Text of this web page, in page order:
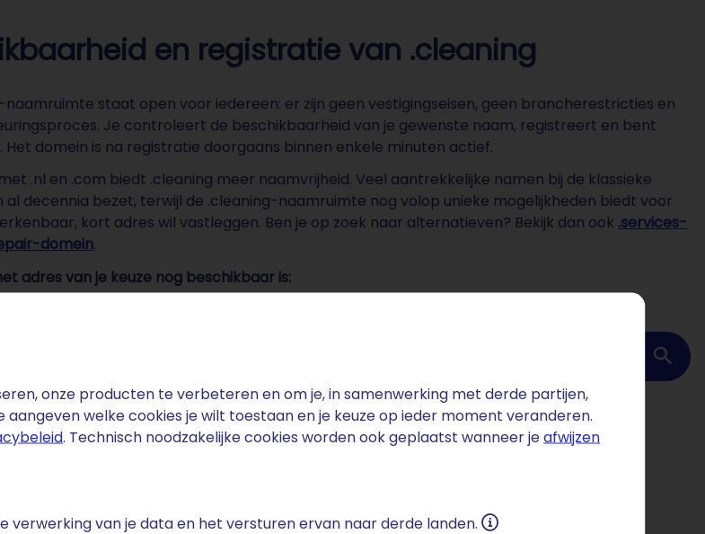
onze producten te verbeteren en om je, in samenwerking met derde partijen,
aangeven welke cookies je wilt toestaan en je keuze op ieder moment veranderen.
. Technisch noodzakelijke cookies worden ook geplaatst wanneer jeafwijzen
verwerking van je data en het versturen ervan naar derde landen.
en registratie van .cleaning
naamruimte staat open voor iedereen: er zijn geen vestigingseisen, geen brancherestricties en
Je controleert de beschikbaarheid van je gewenste naam, registreert en bent
Het domein is na registratie doorgaans binnen enkele minuten actief.
.nl en .com biedt .cleaning meer naamvrijheid. Veel aantrekkelijke namen bij de klassieke
al decennia bezet, terwijl de .cleaning-naamruimte nog volop unieke mogelijkheden biedt voor
kort adres wil vastleggen. Ben je op zoek naar alternatieven? Bekijk dan ook .services-
domein.
adres van je keuze nog beschikbaar is: